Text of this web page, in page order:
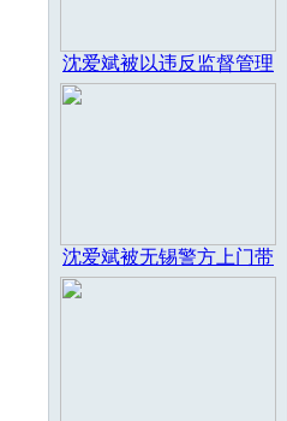
沈爱斌被以违反监督管理
沈爱斌被无锡警方上门带